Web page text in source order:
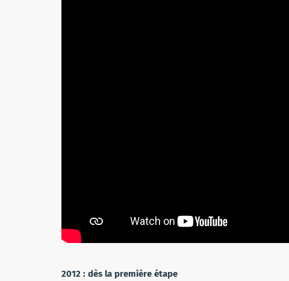
2012 : dès la première étape